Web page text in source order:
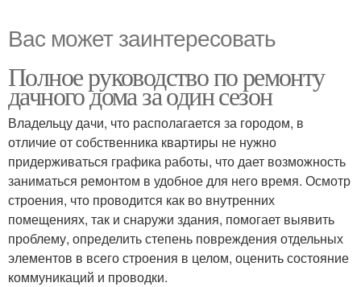
Вас может заинтересовать
Полное руководство по ремонту
дачного дома за один сезон
Владельцу дачи, что располагается за городом, в
отличие от собственника квартиры не нужно
придерживаться графика работы, что дает возможность
заниматься ремонтом в удобное для него время. Осмотр
строения, что проводится как во внутренних
помещениях, так и снаружи здания, помогает выявить
проблему, определить степень повреждения отдельных
элементов в всего строения в целом, оценить состояние
коммуникаций и проводки.